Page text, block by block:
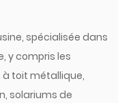
spécialisée dans
y compris les
toit métallique,
solariums de